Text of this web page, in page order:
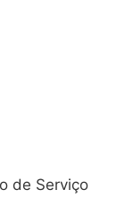
de Serviço